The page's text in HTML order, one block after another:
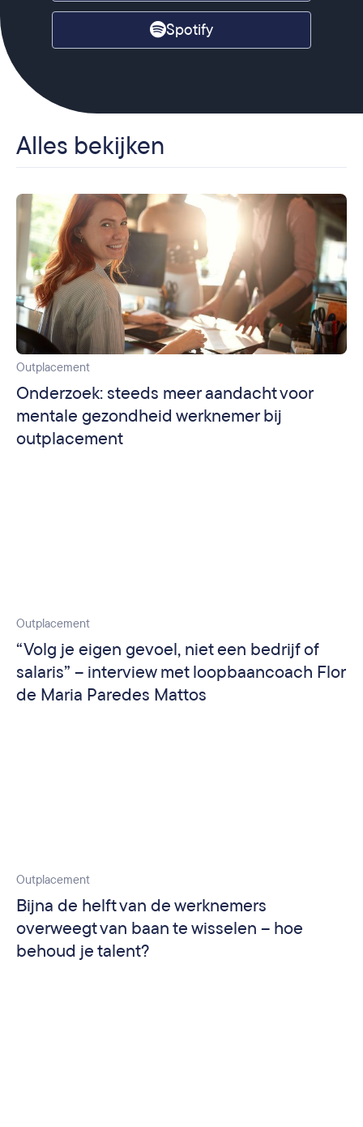
Spotify
Alles bekijken
Outplacement
Onderzoek: steeds meer aandacht voor
mentale gezondheid werknemer bij
outplacement
Outplacement
“Volg je eigen gevoel, niet een bedrijf of
salaris” – interview met loopbaancoach Flor
de Maria Paredes Mattos
Outplacement
Bijna de helft van de werknemers
overweegt van baan te wisselen – hoe
behoud je talent?